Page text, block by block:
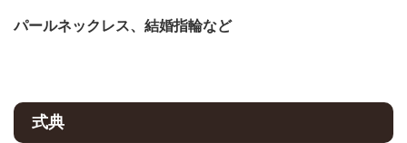
パールネックレス、結婚指輪など
式典